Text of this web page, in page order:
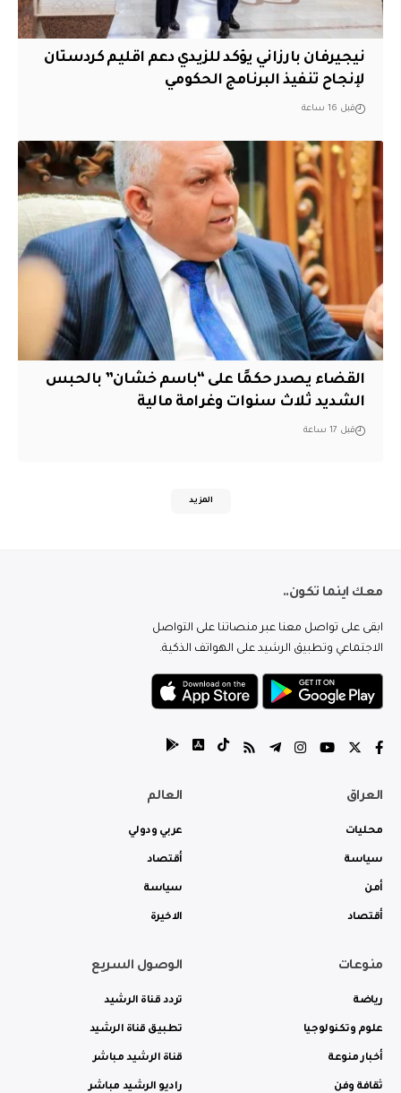
نيجيرفان بارزاني يؤكد للزيدي دعم اقليم ‏كردستان
لإنجاح تنفيذ البرنامج الحكومي
قبل 16 ساعة
القضاء يصدر حكمًا على “باسم خشان” بالحبس
الشديد ثلاث سنوات وغرامة مالية
قبل 17 ساعة
المزيد
معك اينما تكون..
ابقى على تواصل معنا عبر منصاتنا على التواصل
الاجتماعي وتطبيق الرشيد على الهواتف الذكية.
العراق
محليات
سياسة
أمن
أقتصاد
العالم
عربي ودولي
أقتصاد
سياسة
الاخيرة
منوعات
رياضة
علوم وتكنولوجيا
أخبار منوعة
ثقافة وفن
الوصول السريع
تردد قناة الرشيد
تطبيق قناة الرشيد
قناة الرشيد مباشر
راديو الرشيد مباشر